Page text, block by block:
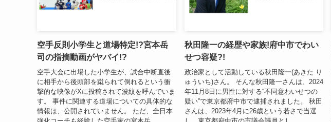
空手反則小学生と道場特定!?宮本岳
司の指摘動画がヤバイ!?
空手大会に出場した小学生が、試合中断直後
に相手から後頭部を蹴られて倒れるという衝
撃的な映像がXに投稿されて波紋を呼んでいま
す。 事件に関連する道場についての具体的な
情報は、公開されていません。 ただ、全日本
秋田隆一の経歴や家族!府中市でわい
せつ容疑?!
政治家として活動している秋田隆一(あきた り
ゅういち)さん。 そんな秋田隆一さんは、2024
年11月8日に男性に対する“不同意わいせつの
疑い”で東京都府中市で逮捕されました。 秋田
さんは、2023年4月に26歳という若さで当選